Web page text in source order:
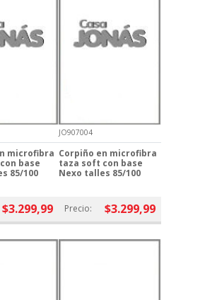
microfibra
base
85/100
$3.299,99
JO907004
Corpiño en microfibra
taza soft con base
Nexo talles 85/100
Precio: $3.299,99